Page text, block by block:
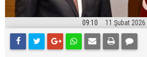
09:10 11 Şubat 2026